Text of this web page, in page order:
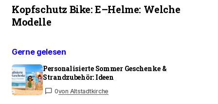
Kopfschutz Bike: E–Helme: Welche
Modelle
Gerne gelesen
Personalisierte Sommer Geschenke &
Strandzubehör: Ideen
0von Altstadtkirche